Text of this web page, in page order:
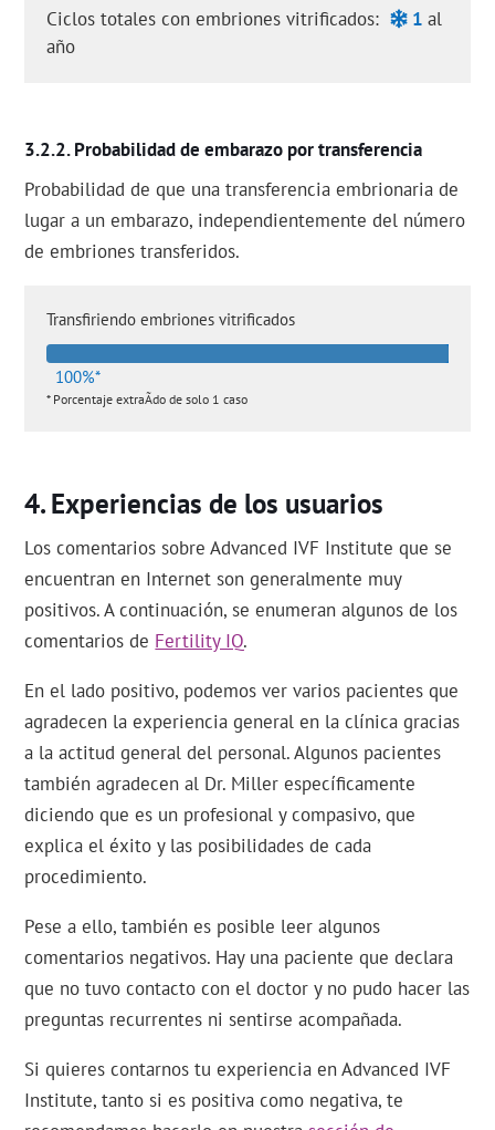
Ciclos totales con embriones vitrificados:
1al
año
Probabilidad de embarazo por transferencia
Probabilidad de que una transferencia embrionaria de
lugar a un embarazo, independientemente del número
de embriones transferidos.
Transfiriendo embriones vitrificados
100%*
* Porcentaje extraÃ­do de solo 1 caso
Experiencias de los usuarios
Los comentarios sobre Advanced IVF Institute que se
encuentran en Internet son generalmente muy
positivos. A continuación, se enumeran algunos de los
comentarios de Fertility IQ.
En el lado positivo, podemos ver varios pacientes que
agradecen la experiencia general en la clínica gracias
a la actitud general del personal. Algunos pacientes
también agradecen al Dr. Miller específicamente
diciendo que es un profesional y compasivo, que
explica el éxito y las posibilidades de cada
procedimiento.
Pese a ello, también es posible leer algunos
comentarios negativos. Hay una paciente que declara
que no tuvo contacto con el doctor y no pudo hacer las
preguntas recurrentes ni sentirse acompañada.
Si quieres contarnos tu experiencia en Advanced IVF
Institute, tanto si es positiva como negativa, te